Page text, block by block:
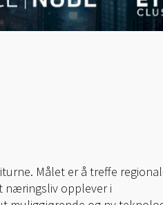
Målet er å treffe
næringsliv opplever i